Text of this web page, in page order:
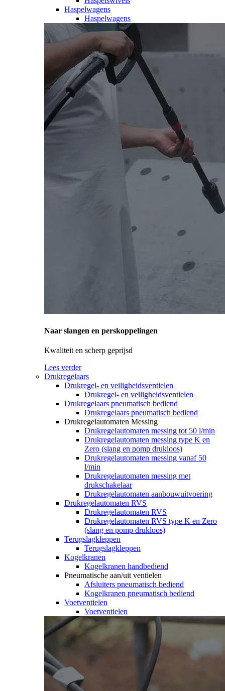
Haspelwagens
Haspelwagens
Naar slangen en perskoppelingen
Kwaliteit en scherp geprijsd
Lees verder
Drukregelaars
Drukregel- en veiligheidsventielen
Drukregel- en veiligheidsventielen
Drukregelaars pneumatisch bediend
Drukregelaars pneumatisch bediend
Drukregelautomaten Messing
Drukregelautomaten messing tot 50 l/min
Drukregelautomaten messing type K en
Zero (slang en pomp drukloos)
Drukregelautomaten messing vanaf 50
l/min
Drukregelautomaten messing met
drukschakelaar
Drukregelautomaten aanbouwuitvoering
Drukregelautomaten RVS
Drukregelautomaten RVS
Drukregelautomaten RVS type K en Zero
(slang en pomp drukloos)
Terugslagkleppen
Terugslagkleppen
Kogelkranen
Kogelkranen handbediend
Pneumatische aan/uit ventielen
Afsluiters pneumatisch bediend
Kogelkranen pneumatisch bediend
Voetventielen
Voetventielen